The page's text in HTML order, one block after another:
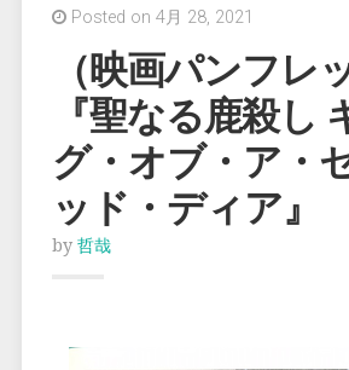
Posted on 4月 28, 2021
（映画パンフレ
『聖なる鹿殺し
グ・オブ・ア・
ッド・ディア』
by 哲哉